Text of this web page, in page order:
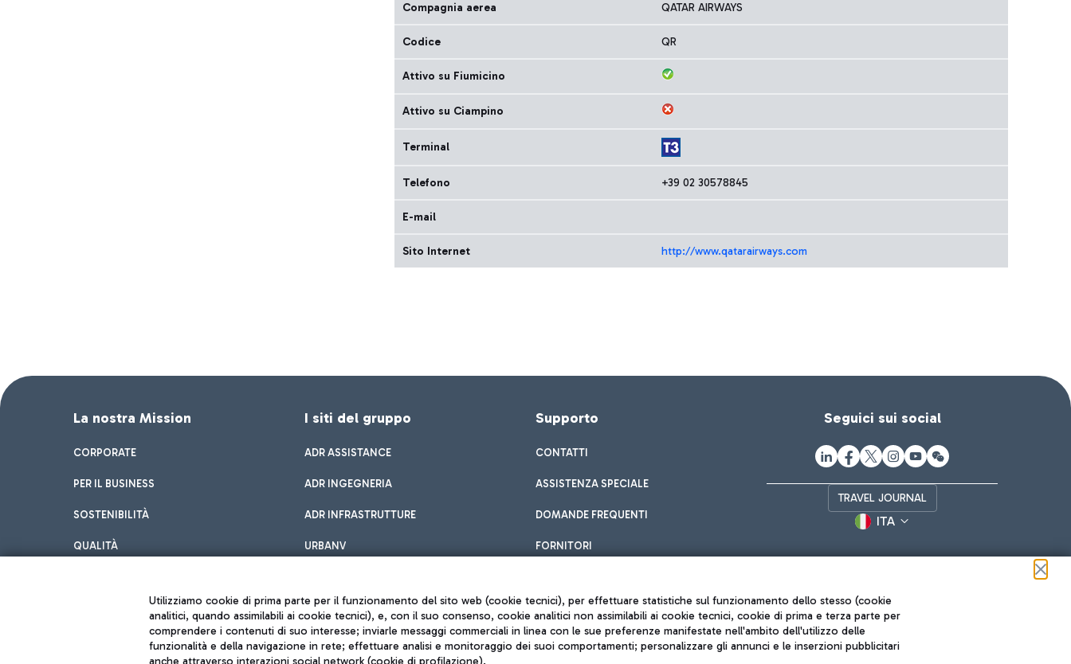
Compagnia aerea QATAR AIRWAYS
Codice QR
Attivo su Fiumicino
Attivo su Ciampino
Terminal
Telefono +39 02 30578845
E-mail
Sito Internet http://www.qatarairways.com
La nostra Mission
CORPORATE
PER IL BUSINESS
SOSTENIBILITÀ
QUALITÀ
I siti del gruppo
ADR ASSISTANCE
ADR INGEGNERIA
ADR INFRASTRUTTURE
URBANV
Supporto
CONTATTI
ASSISTENZA SPECIALE
DOMANDE FREQUENTI
FORNITORI
Seguici sui social
TRAVEL JOURNAL
ITA
Utilizziamo cookie di prima parte per il funzionamento del sito web (cookie tecnici), per effettuare statistiche sul funzionamento dello stesso (cookie
analitici, quando assimilabili ai cookie tecnici), e, con il suo consenso, cookie analitici non assimilabili ai cookie tecnici, cookie di prima e terza parte per
comprendere i contenuti di suo interesse; inviarle messaggi commerciali in linea con le sue preferenze manifestate nell'ambito dell'utilizzo delle
funzionalità e della navigazione in rete; effettuare analisi e monitoraggio dei suoi comportamenti; personalizzare gli annunci e le inserzioni pubblicitari
anche attraverso interazioni social network (cookie di profilazione).